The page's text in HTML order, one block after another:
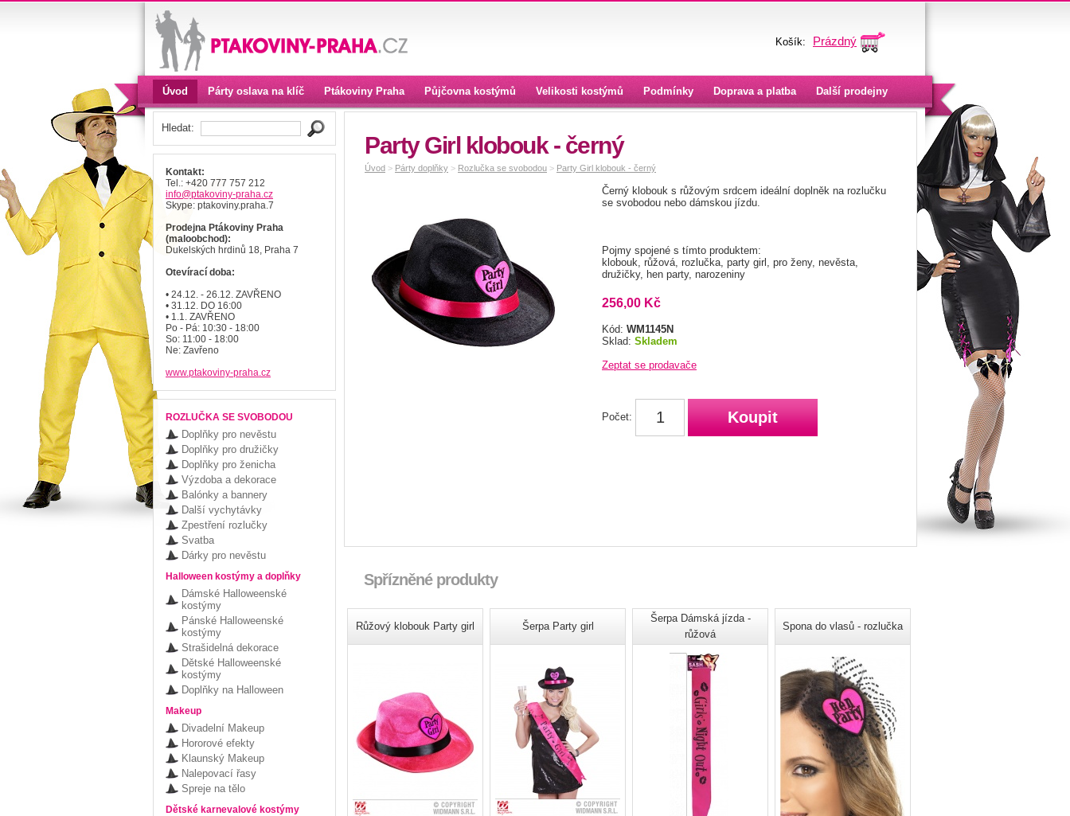
Košík: Prázdný
Úvod Párty oslava na klíč Ptákoviny Praha Půjčovna kostýmů Velikosti kostýmů Podmínky Doprava a platba
Další prodejny
Kontakt
Hledat:
Kontakt:
Tel.: +420 777 757 212
info@ptakoviny-praha.cz
Skype: ptakoviny.praha.7
Prodejna Ptákoviny Praha
(maloobchod):
Dukelských hrdinů 18, Praha 7
Otevírací doba:
• 24.12. - 26.12. ZAVŘENO
• 31.12. DO 16:00
• 1.1. ZAVŘENO
Po - Pá: 10:30 - 18:00
So: 11:00 - 18:00
Ne: Zavřeno
www.ptakoviny-praha.cz
ROZLUČKA SE SVOBODOU
Doplňky pro nevěstu
Doplňky pro družičky
Doplňky pro ženicha
Výzdoba a dekorace
Balónky a bannery
Další vychytávky
Zpestření rozlučky
Svatba
Dárky pro nevěstu
Halloween kostýmy a doplňky
Dámské Halloweenské
kostýmy
Pánské Halloweenské
kostýmy
Strašidelná dekorace
Dětské Halloweenské
kostýmy
Doplňky na Halloween
Makeup
Divadelní Makeup
Hororové efekty
Klaunský Makeup
Nalepovací řasy
Spreje na tělo
Dětské karnevalové kostýmy
Party Girl klobouk - černý
Úvod > Párty doplňky > Rozlučka se svobodou > Party Girl klobouk - černý
Černý klobouk s růžovým srdcem ideální doplněk na rozlučku
se svobodou nebo dámskou jízdu.
Pojmy spojené s tímto produktem:
klobouk, růžová, rozlučka, party girl, pro ženy, nevěsta,
družičky, hen party, narozeniny
256,00 Kč
Kód: WM1145N
Sklad: Skladem
Zeptat se prodavače
Počet:
Spřízněné produkty
Růžový klobouk Party girl Šerpa Party girl
Šerpa Dámská jízda -
růžová
Spona do vlasů - rozlučka